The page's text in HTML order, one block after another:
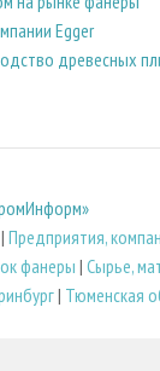
Egger
древесных
| Предприятия,
фанеры | Сырье,
| Тюменская